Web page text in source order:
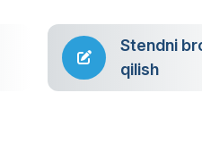
Stendni
qilish